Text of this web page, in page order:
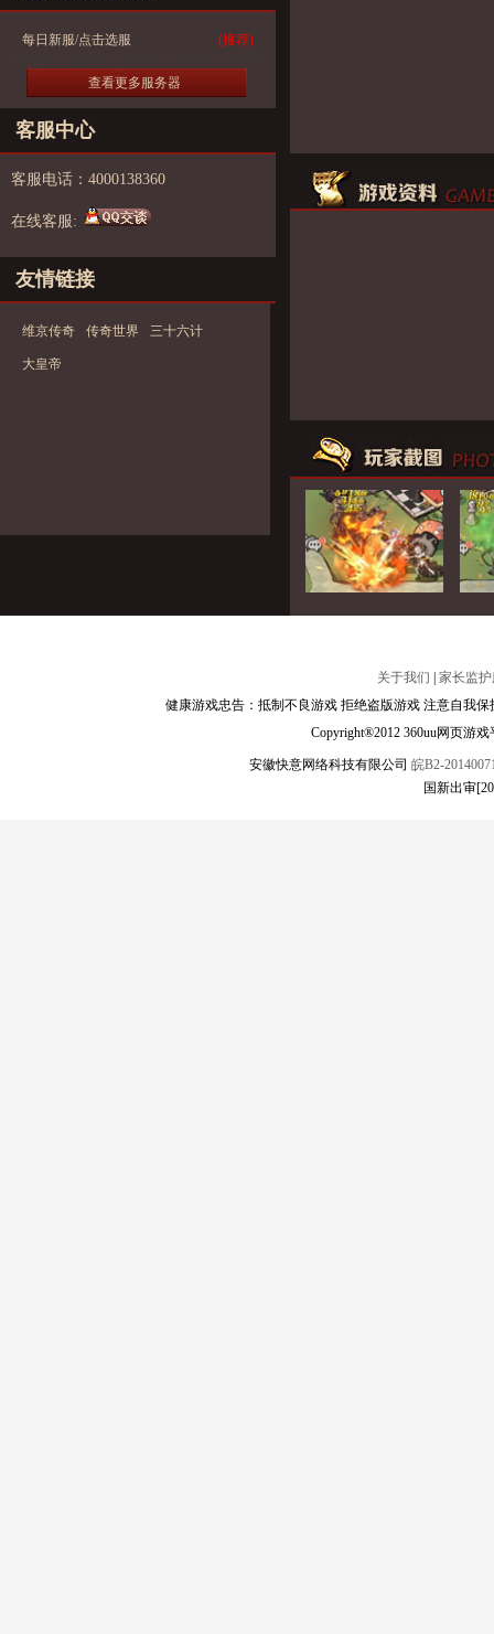
每日新服/点击选服 (推荐)
查看更多服务器
客服中心
客服电话：4000138360
在线客服:
友情链接
维京传奇 传奇世界 三十六计
大皇帝
关于我们
家长监
健康游戏忠告：抵制不良游戏 拒绝盗版游戏 注意自我
Copyright®2012 360uu网页游
安徽快意网络科技有限公司 皖B2-
国新出审